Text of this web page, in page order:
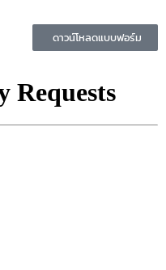
ดาวน์โหลดแบบฟอร์ม